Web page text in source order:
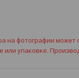
на фотографии может
упаковке.